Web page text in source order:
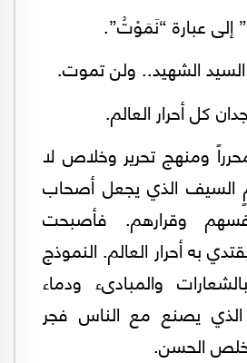
عبارة “نَمَوْتُ”.
الشهيد.. ولن تموت.
كل أحرار العالم.
ومنهج تحرير وخلاص لا
السيف الذي يجعل أصحاب
وقرارهم. فأصبحت
به أحرار العالم. النموذج
والمبادىء ودماء
الذي يصنع مع الناس فجر
الحسن.